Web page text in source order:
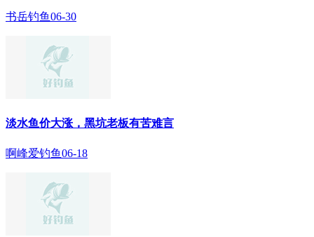
书岳钓鱼06-30
淡水鱼价大涨，黑坑老板有苦难言
啊峰爱钓鱼06-18